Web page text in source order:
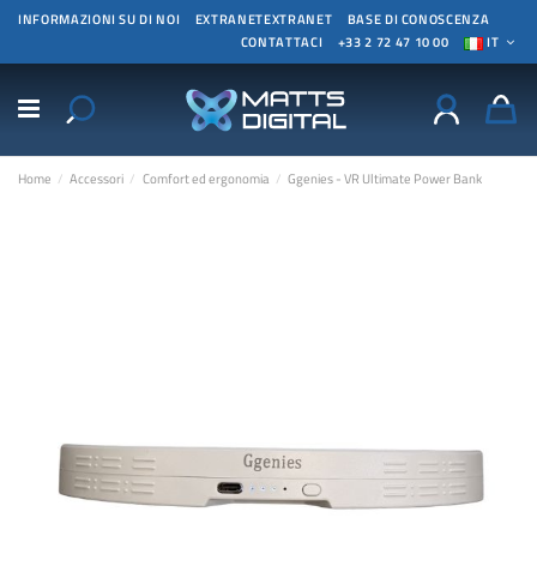
INFORMAZIONI SU DI NOI EXTRANETEXTRANET
BASE DI CONOSCENZA
CONTATTACI
+33 2 72 47 10 00 IT
Home Accessori Comfort ed ergonomia Ggenies - VR Ultimate Power Bank